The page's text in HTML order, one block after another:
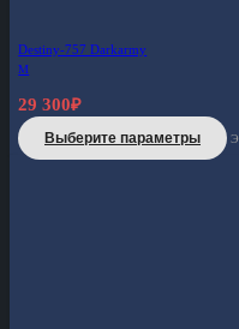
Destiny-757 Darkarmy
M
29 300₽
Выберите параметры